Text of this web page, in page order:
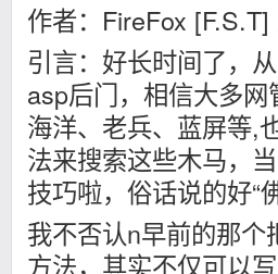
作者：FireFox
引言：好长时间了，
asp后门，相信大多
海洋、老兵、蓝屏等,
法来搜索这些木马，
技巧啦，俗话说的好“
我不否认n早前的那
方法，其实不仅可以